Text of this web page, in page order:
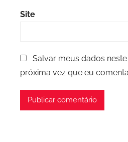
Site
Salvar meus dados
próxima vez que eu